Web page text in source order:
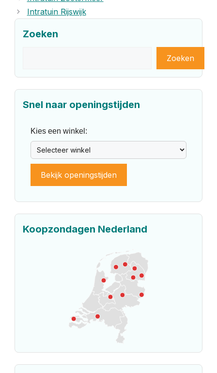
Intratuin Rijswijk
Zoeken
Zoeken
Snel naar openingstijden
Kies een winkel:
Bekijk openingstijden
Koopzondagen Nederland